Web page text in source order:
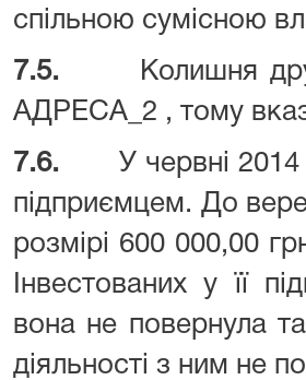
спільною сумісною
7.5.
Колишня
АДРЕСА_2 , тому
7.6. У червні
підприємцем. До
розмірі 600 000,00
Інвестованих у її
вона не повернула
діяльності з ним не